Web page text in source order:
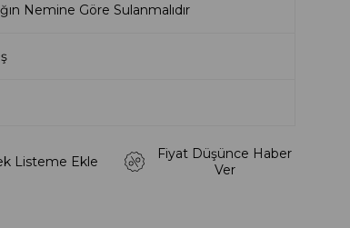
Nemine Göre Sulanmalıdır
Listeme Ekle
Fiyat Düşünce Haber
Ver